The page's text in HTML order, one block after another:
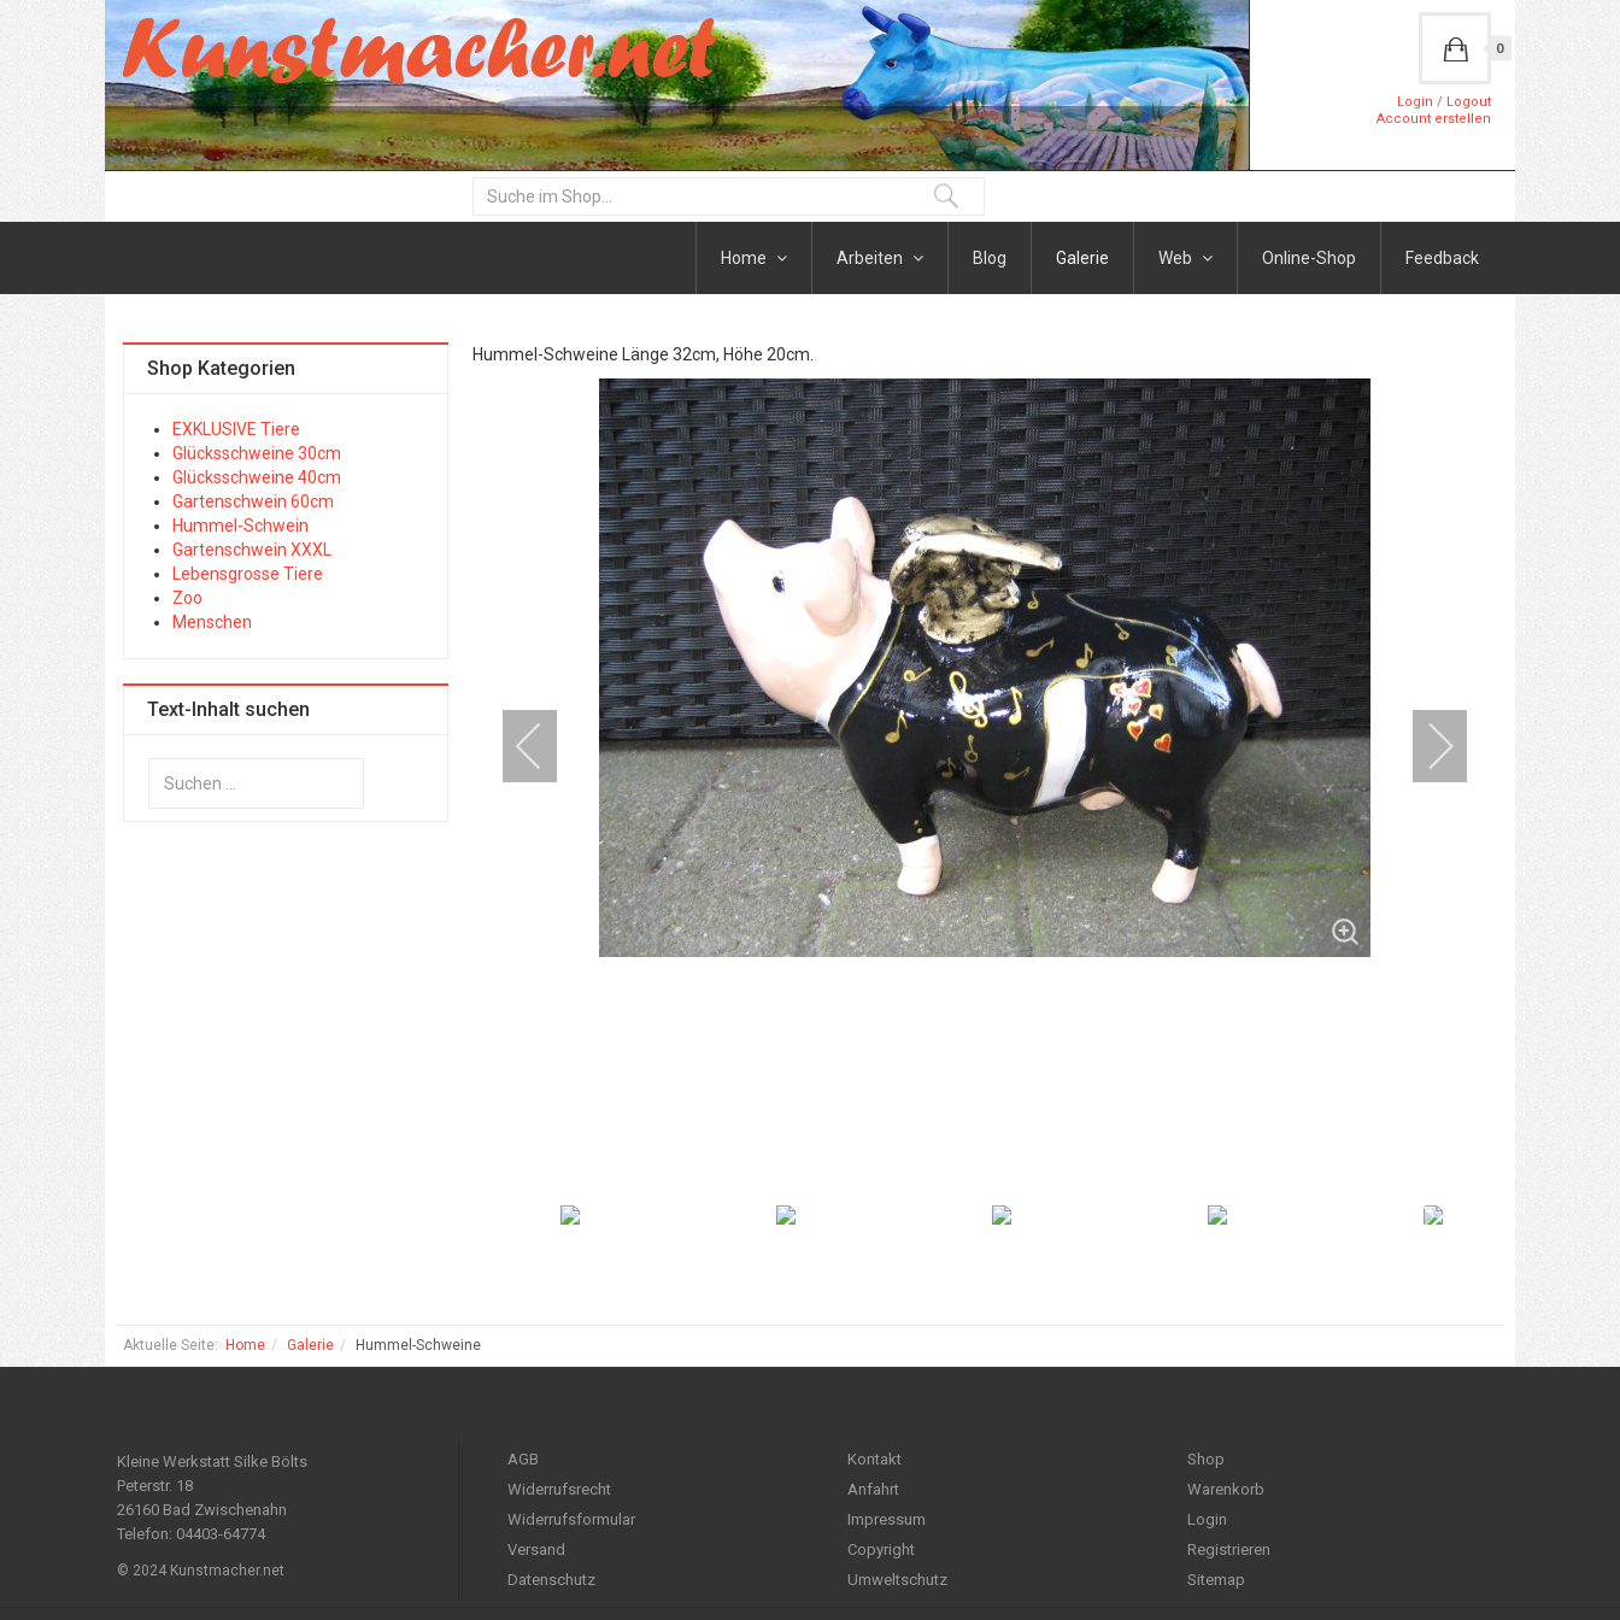
0
Login / Logout
Account erstellen
Home Arbeiten Blog Galerie Web Online-Shop Feedback
Hummel-Schweine Länge 32cm, Höhe 20cm.
Shop Kategorien
EXKLUSIVE Tiere
Glücksschweine 30cm
Glücksschweine 40cm
Gartenschwein 60cm
Hummel-Schwein
Gartenschwein XXXL
Lebensgrosse Tiere
Zoo
Menschen
Text-Inhalt suchen
Aktuelle Seite: Home Galerie Hummel-Schweine
Kleine Werkstatt Silke Bölts
Peterstr. 18
26160 Bad Zwischenahn
Telefon: 04403-64774
© 2024 Kunstmacher.net
AGB
Widerrufsrecht
Widerrufsformular
Versand
Datenschutz
Kontakt
Anfahrt
Impressum
Copyright
Umweltschutz
Shop
Warenkorb
Login
Registrieren
Sitemap